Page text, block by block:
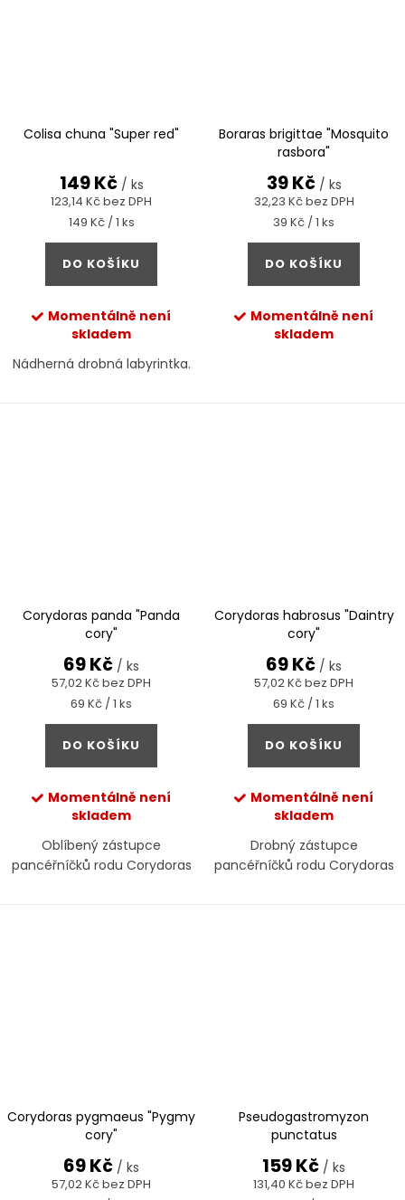
Colisa chuna "Super red"
123,14 Kč bez DPH
149 Kč / ks
Měrná
cena:
149 Kč / 1 ks
DO KOŠÍKU
Momentálně není
skladem
Nádherná drobná labyrintka.
Boraras brigittae "Mosquito
rasbora"
32,23 Kč bez DPH
39 Kč / ks
Měrná
cena:
39 Kč / 1 ks
DO KOŠÍKU
Momentálně není
skladem
Corydoras panda "Panda
cory"
57,02 Kč bez DPH
69 Kč / ks
Měrná
cena:
69 Kč / 1 ks
DO KOŠÍKU
Momentálně není
skladem
Oblíbený zástupce
pancéřníčků rodu Corydoras
Corydoras habrosus "Daintry
cory"
57,02 Kč bez DPH
69 Kč / ks
Měrná
cena:
69 Kč / 1 ks
DO KOŠÍKU
Momentálně není
skladem
Drobný zástupce
pancéřníčků rodu Corydoras
Corydoras pygmaeus "Pygmy
cory"
57,02 Kč bez DPH
69 Kč / ks
Pseudogastromyzon
punctatus
131,40 Kč bez DPH
159 Kč / ks